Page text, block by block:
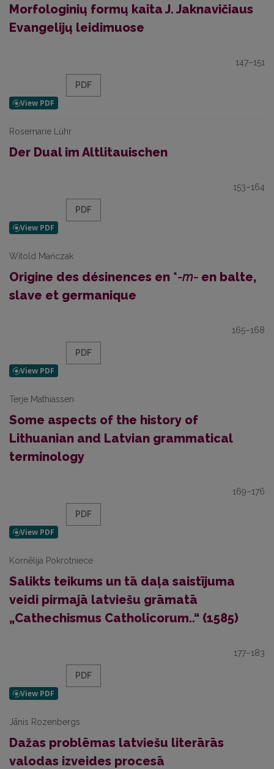
Morfologinių formų kaita J. Jaknavičiaus
Evangelijų leidimuose
147–151
PDF
Rosemarie Lühr
Der Dual im Altlitauischen
153–164
PDF
Witold Mańczak
Origine des désinences en *-m- en balte,
slave et germanique
165–168
PDF
Terje Mathiassen
Some aspects of the history of
Lithuanian and Latvian grammatical
terminology
169–176
PDF
Kornēlija Pokrotniece
Salikts teikums un tā daļa saistījuma
veidi pirmajā latviešu grāmatā
„Cathechismus Catholicorum..“ (1585)
177–183
PDF
Jānis Rozenbergs
Dažas problēmas latviešu literārās
valodas izveides procesā